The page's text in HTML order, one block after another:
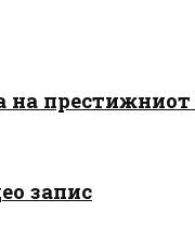
на
запис